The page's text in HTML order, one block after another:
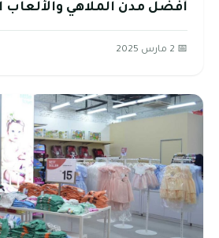
أفضل مدن الملاهي والألعاب
📅 2 مارس 2025